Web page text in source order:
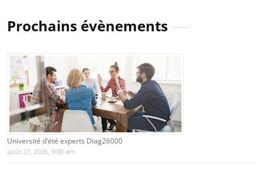
Prochains évènements
Université d’été experts Diag26000
août 27, 2026, 9:00 am